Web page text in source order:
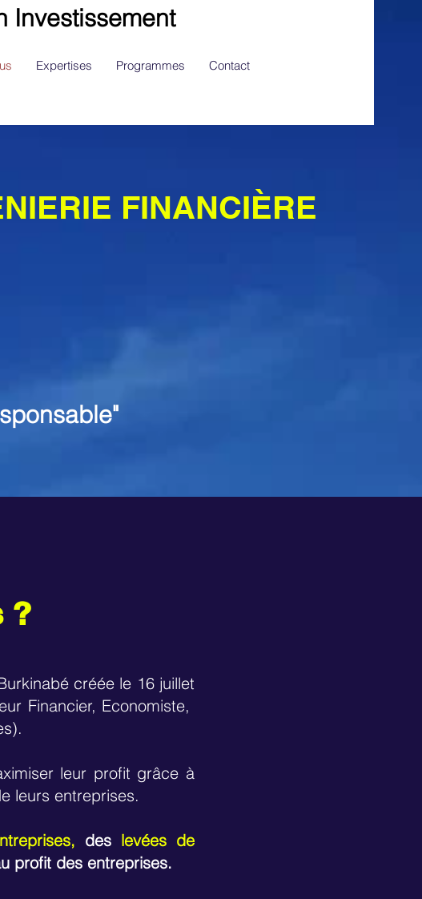
Expertises Programmes Contact
Investissement
FINANCIÈRE
?
créée le 16 juillet
Financier, Economiste,
leur profit grâce à
leurs entreprises.
des levées de
profit des entreprises.